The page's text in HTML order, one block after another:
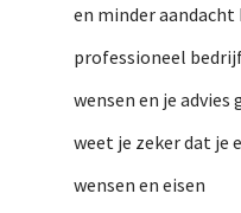
en minder aandacht
professioneel
wensen en je advies
weet je zeker dat je
wensen en eisen